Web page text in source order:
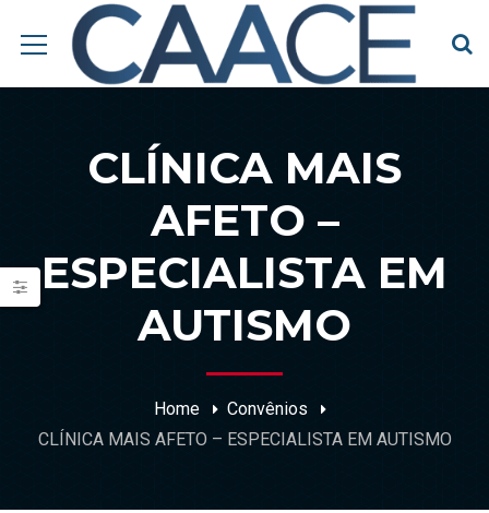
CLÍNICA MAIS
AFETO –
ESPECIALISTA EM
AUTISMO
Home
Convênios
CLÍNICA MAIS AFETO – ESPECIALISTA EM AUTISMO